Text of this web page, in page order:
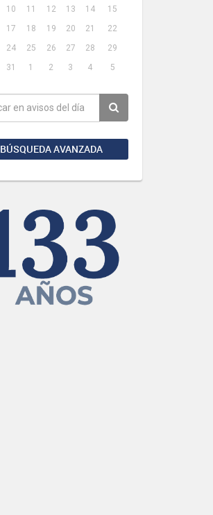
10 11 12 13 14
15
17 18 19 20 21
22
24 25 26 27 28
29
31 1 2 3 4 5
BÚSQUEDA AVANZADA